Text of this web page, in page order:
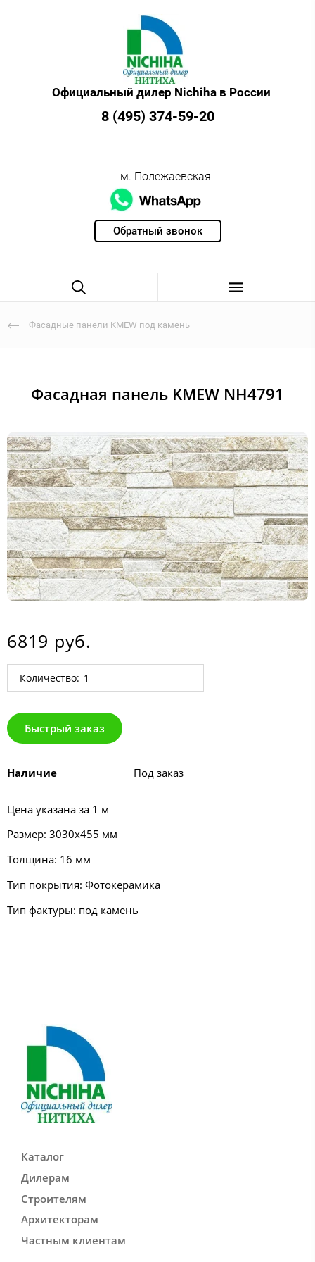
Обратный звонок
Официальный дилер Nichiha в России
8 (495) 374-59-20
м. Полежаевская
Фасадные панели KMEW под камень
Фасадная панель KMEW NH4791
6819 руб.
Количество:
Быстрый заказ
Наличие Под заказ
Цена указана за 1 м
Размер: 3030х455 мм
Толщина: 16 мм
Тип покрытия: Фотокерамика
Тип фактуры: под камень
Каталог
Дилерам
Строителям
Архитекторам
Частным клиентам